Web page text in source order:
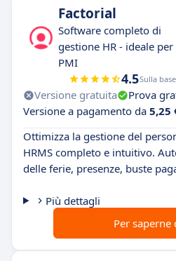
Factorial
Software completo di
gestione HR - ideale per
PMI
4.5Sulla
Versione gratuita Prova
Versione a pagamento da 5,25
Ottimizza la gestione del
HRMS completo e intuitivo.
delle ferie, presenze, buste
Più dettagli
Per saperne